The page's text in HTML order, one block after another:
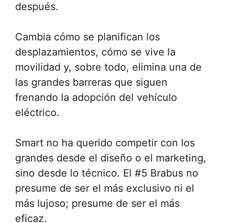
después.
Cambia cómo se planifican los
desplazamientos, cómo se vive la
movilidad y, sobre todo, elimina una de
las grandes barreras que siguen
frenando la adopción del vehículo
eléctrico.
Smart no ha querido competir con los
grandes desde el diseño o el marketing,
sino desde lo técnico. El #5 Brabus no
presume de ser el más exclusivo ni el
más lujoso; presume de ser el más
eficaz.